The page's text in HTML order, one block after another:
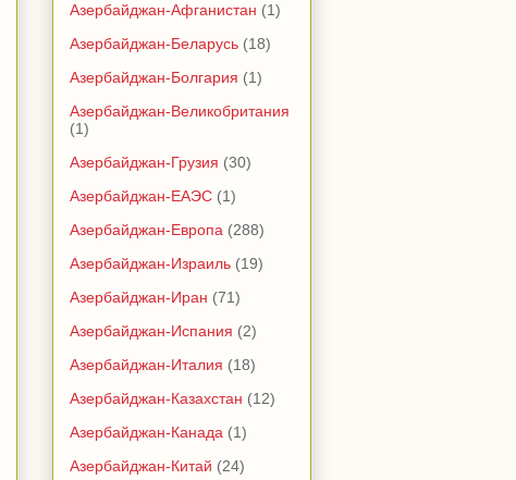
Азербайджан-Афганистан (1)
Азербайджан-Беларусь (18)
Азербайджан-Болгария (1)
Азербайджан-Великобритания
(1)
Азербайджан-Грузия (30)
Азербайджан-ЕАЭС (1)
Азербайджан-Европа (288)
Азербайджан-Израиль (19)
Азербайджан-Иран (71)
Азербайджан-Испания (2)
Азербайджан-Италия (18)
Азербайджан-Казахстан (12)
Азербайджан-Канада (1)
Азербайджан-Китай (24)